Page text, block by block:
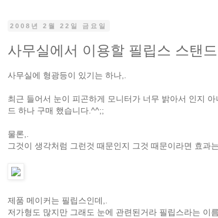
2008년 2월 22일 금요일
사무실에서 이용할 필립스 스탠드
사무실에 형광등이 있기는 하나,.
최근 들어서 눈이 피곤하게 모니터가 너무 밝아서 인지
드 하나 구매 했습니다.^^;;
물론,.
그것이 생각처럼 그런것 때문인지 그것 때문이라면 효과
제품 메이커는 필립스인데,.
저가형도 많지만 그래도 눈에 관련된거라 필립스라는 이